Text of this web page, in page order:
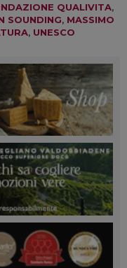
QUALIVITA,
SOUNDING, MASSIMO
, UNESCO